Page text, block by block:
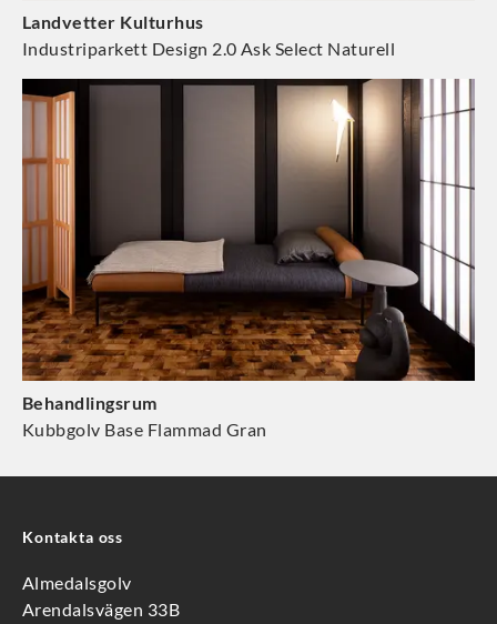
Landvetter Kulturhus
Industriparkett Design 2.0 Ask Select Naturell
Behandlingsrum
Kubbgolv Base Flammad Gran
Kontakta oss
Almedalsgolv
Arendalsvägen 33B